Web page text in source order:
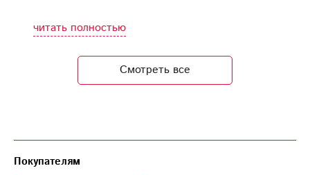
на сайте всегда есть
новинки, которыми
можно порадовать
Букеты шикарные,
читать полностью
Смотреть все
Покупателям